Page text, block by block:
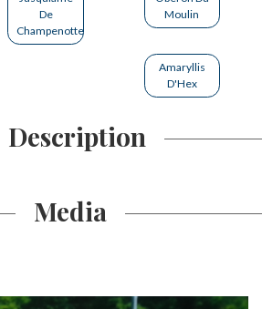
De
Champenotte
Moulin
Amaryllis
D'Hex
Description
Media